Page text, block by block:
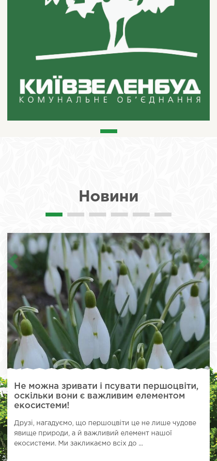
Новини
Не можна зривати і псувати першоцвіти,
оскільки вони є важливим елементом
екосистеми!
Друзі, нагадуємо, що першоцвіти це не лише чудове
явище природи, а й важливий елемент нашої
екосистеми. Ми закликаємо всіх до ...